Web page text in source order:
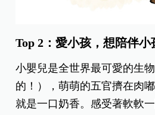
Top 2：愛小孩，想陪伴
小嬰兒是全世界最可愛的生
的！），萌萌的五官擠在肉
就是一口奶香。感受著軟軟